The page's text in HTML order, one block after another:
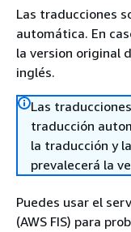
Las traducciones
automática. En
la version original
inglés.
Las
traducción
la traducción y
prevalecerá la
Puedes usar el
(AWS FIS) para